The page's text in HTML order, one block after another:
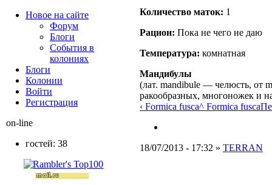
Количество маток: 1
Рацион: Пока не чего не даю
Температура: комнатная
Мандибулы
(лат. mandibule — челюсть, от
ракообразных, многоножек и
‹ Formica fusca^ Formica fusca
18/07/2013 - 17:32 » TERRAN
Новое на сайте
Форум
Блоги
События в
колониях
Блоги
Колонии
Войти
Peгиcтpaция
on-line
гостей: 38